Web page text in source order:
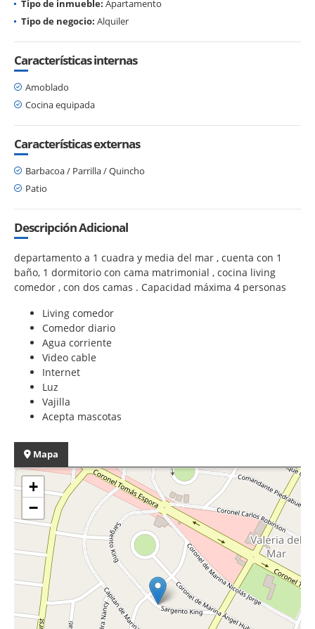
Tipo de inmueble: Apartamento
Tipo de negocio: Alquiler
Características internas
Amoblado
Cocina equipada
Características externas
Barbacoa / Parrilla / Quincho
Patio
Descripción Adicional
departamento a 1 cuadra y media del mar , cuenta con 1
baño, 1 dormitorio con cama matrimonial , cocina living
comedor , con dos camas . Capacidad máxima 4 personas
Living comedor
Comedor diario
Agua corriente
Video cable
Internet
Luz
Vajilla
Acepta mascotas
Mapa
+
−